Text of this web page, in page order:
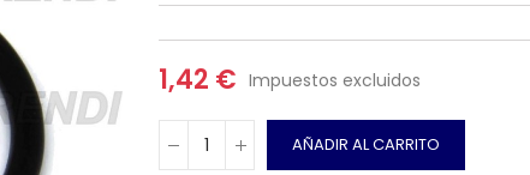
1,42 € Impuestos excluidos
AÑADIR AL CARRITO